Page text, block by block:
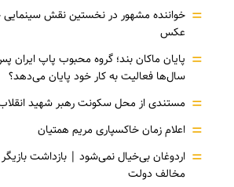
= خواننده مشهور در نخستین نقش
عکس
= پایان ماکان بند؛ گروه محبوب پاپ ایران
سال‌ها فعالیت به کار خود پایان می‌دهد؟
= مستندی از محل سکونت رهبر شهید
= اعلام زمان خاکسپاری مریم همتیان
= اردوغان بی‌خیال نمی‌شود | بازداشت
مخالف دولت